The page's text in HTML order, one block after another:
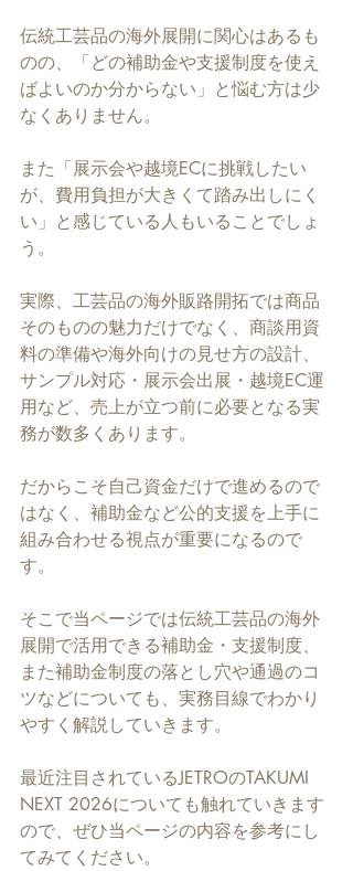
伝統工芸品の海外展開に関心はあるも
のの、「どの補助金や支援制度を使え
ばよいのか分からない」と悩む方は少
なくありません。
また「展示会や越境ECに挑戦したい
が、費用負担が大きくて踏み出しにく
い」と感じている人もいることでしょ
う。
実際、工芸品の海外販路開拓では商品
そのものの魅力だけでなく、商談用資
料の準備や海外向けの見せ方の設計、
サンプル対応・展示会出展・越境EC運
用など、売上が立つ前に必要となる実
務が数多くあります。
だからこそ自己資金だけで進めるので
はなく、補助金など公的支援を上手に
組み合わせる視点が重要になるので
す。
そこで当ページでは伝統工芸品の海外
展開で活用できる補助金・支援制度、
また補助金制度の落とし穴や通過のコ
ツなどについても、実務目線でわかり
やすく解説していきます。
最近注目されているJETROのTAKUMI
NEXT 2026についても触れていきます
ので、ぜひ当ページの内容を参考にし
てみてください。